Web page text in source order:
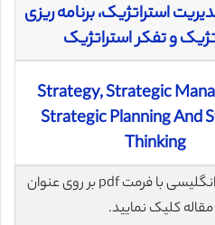
استراتژیک، برنامه ریزی
و تفکر استراتژیک
Strategy, Strategic
Strategic Planning And
Thinking
برای دانلود رایگان مقاله انگلیسی با فرمت pdf بر روی عنوان
کلیک نمایید.